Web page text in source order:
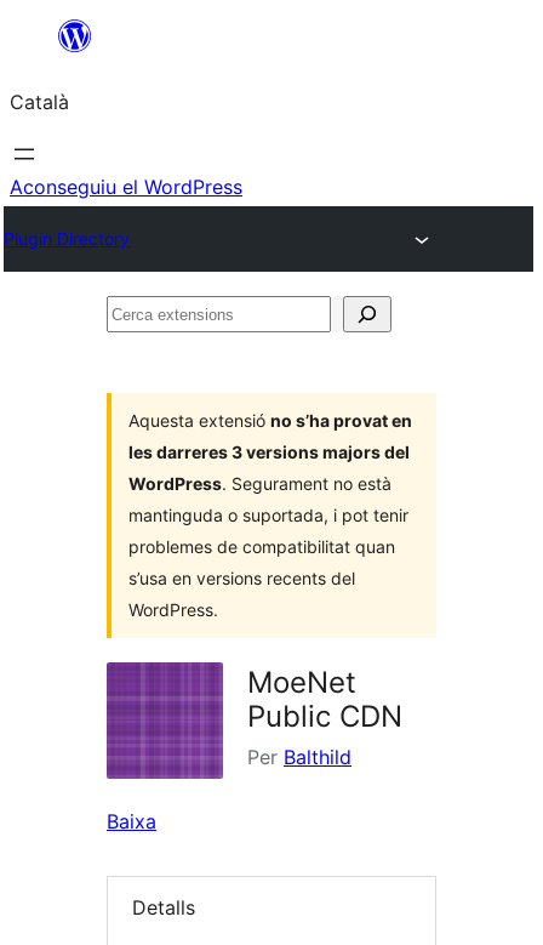
contingut
Català
Aconseguiu el WordPress
Plugin Directory
Cerca
Aquesta extensió no s’ha provat en
les darreres 3 versions majors del
WordPress. Segurament no està
mantinguda o suportada, i pot tenir
problemes de compatibilitat quan
s’usa en versions recents del
WordPress.
MoeNet
Public CDN
Per Balthild
Baixa
Detalls